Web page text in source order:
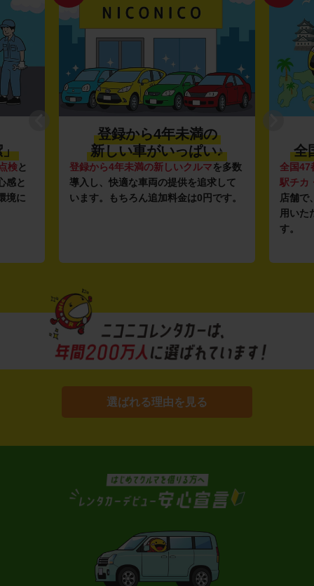
」
検と
感と
境に
登録から4年未満の
新しい車がいっぱい♪
登録から4年未満の新しいクルマを多数
導入し、快適な車両の提供を追求して
います。もちろん追加料金は0円です。
全
全国47
駅チカ
店舗で
用いた
す。
選ばれる理由を見る